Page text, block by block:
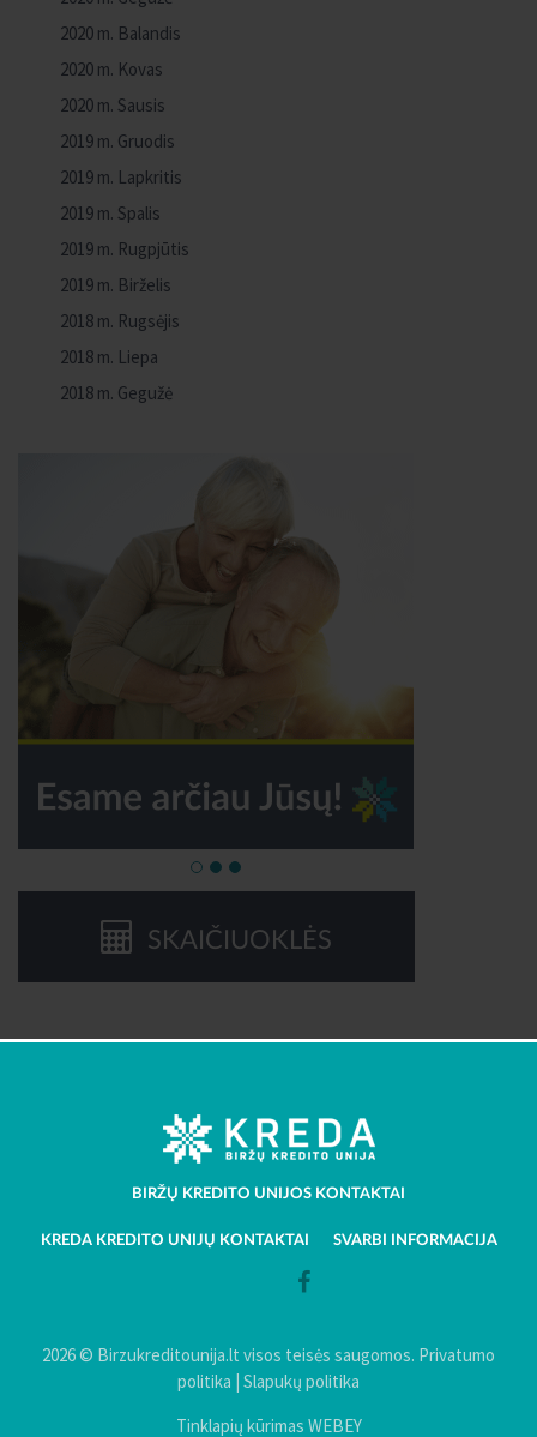
2020 m. Balandis
2020 m. Kovas
2020 m. Sausis
2019 m. Gruodis
2019 m. Lapkritis
2019 m. Spalis
2019 m. Rugpjūtis
2019 m. Birželis
2018 m. Rugsėjis
2018 m. Liepa
2018 m. Gegužė
SKAIČIUOKLĖS
BIRŽŲ KREDITO UNIJOS KONTAKTAI
KREDA KREDITO UNIJŲ KONTAKTAI SVARBI INFORMACIJA
2026 © Birzukreditounija.lt visos teisės saugomos. Privatumo
politika | Slapukų politika
Tinklapių kūrimas WEBEY